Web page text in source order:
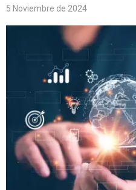
5 Noviembre de 2024